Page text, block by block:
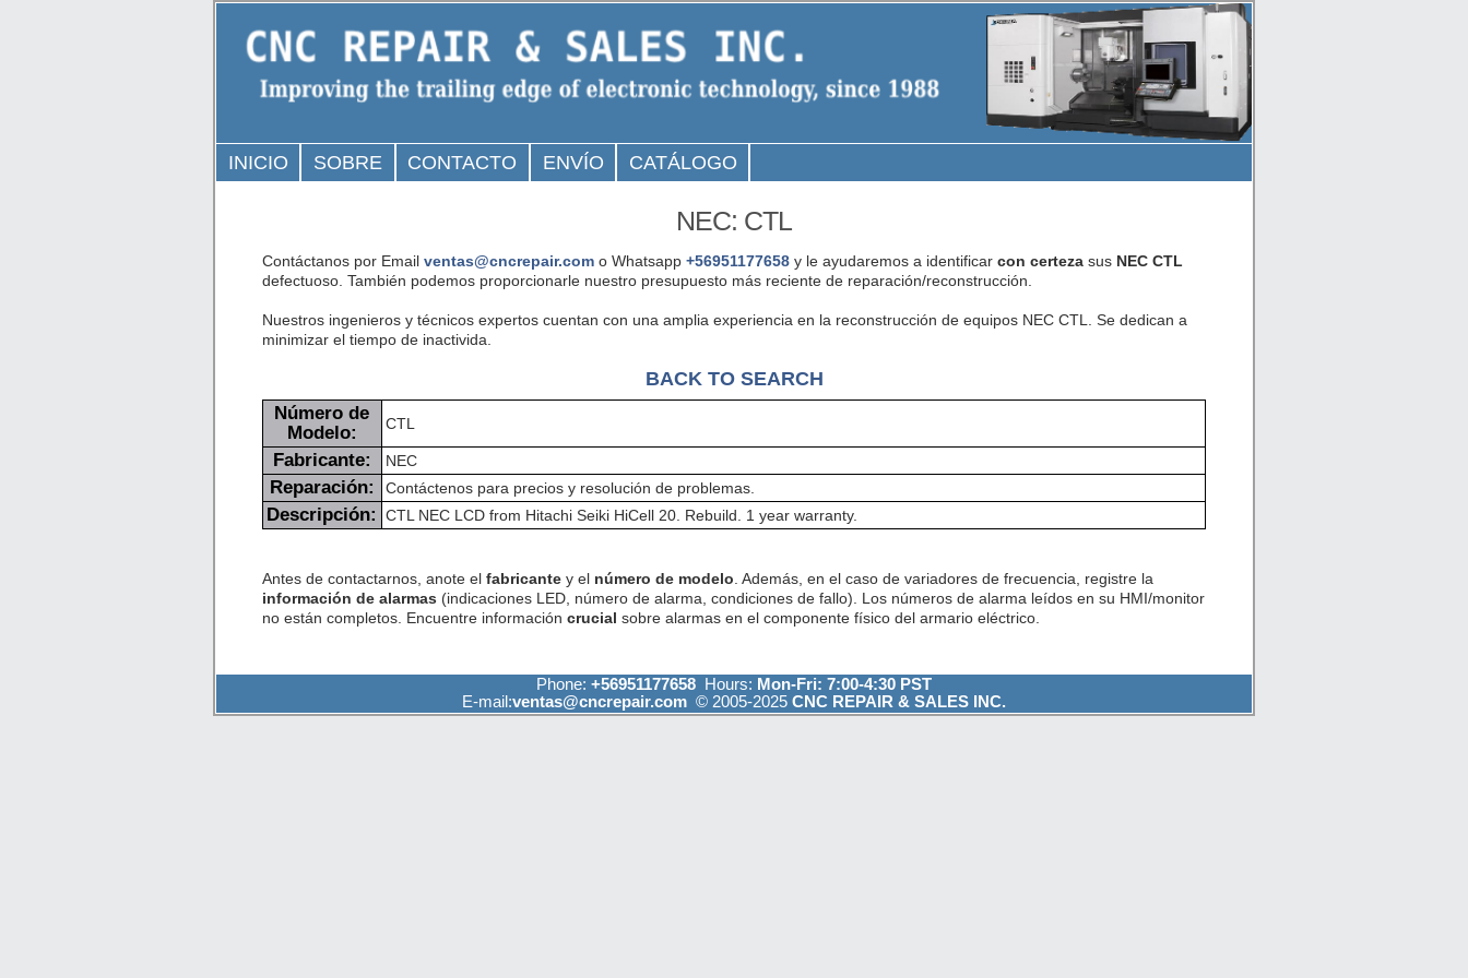
INICIO SOBRE CONTACTO ENVÍO CATÁLOGO
NEC: CTL
Contáctanos por Email ventas@cncrepair.como Whatsapp +56951177658y le ayudaremos a identificar con certezasus NEC CTL
defectuoso. También podemos proporcionarle nuestro presupuesto más reciente de reparación/reconstrucción.
Nuestros ingenieros y técnicos expertos cuentan con una amplia experiencia en la reconstrucción de equipos NEC CTL. Se dedican a
minimizar el tiempo de inactivida.
BACK TO SEARCH
Número de
Modelo:
CTL
Fabricante: NEC
Reparación: Contáctenos para precios y resolución de problemas.
Descripción: CTL NEC LCD from Hitachi Seiki HiCell 20. Rebuild. 1 year warranty.
Antes de contactarnos, anote el fabricantey el número de modelo . Además, en el caso de variadores de frecuencia, registre la
información de alarmas (indicaciones LED, número de alarma, condiciones de fallo). Los números de alarma leídos en su HMI/monitor
no están completos. Encuentre información crucial sobre alarmas en el componente físico del armario eléctrico.
Phone: +56951177658 Hours: Mon-Fri: 7:00-4:30 PST
E-mail:ventas@cncrepair.com © 2005-2025 CNC REPAIR & SALES INC.